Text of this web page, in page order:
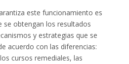
este funcionamiento es
se obtengan los resultados
y estrategias que se
acuerdo con las diferencias:
cursos remediales, las